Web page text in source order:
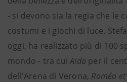
- si devono sia la regia che le
costumi e i giochi di luce.
oggi, ha realizzato più di 100
mondo - tra cuiAida per il
dell'Arena di Verona, Roméo